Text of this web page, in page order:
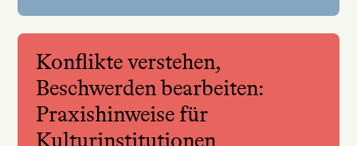
Konflikte verstehen,
Beschwerden bearbeiten:
Praxishinweise für
Kulturinstitutionen